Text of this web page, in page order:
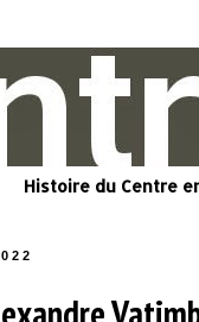
Histoire du Centre